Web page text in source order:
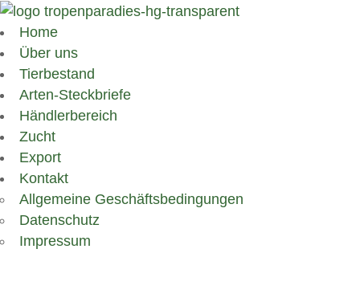
Home
Über uns
Tierbestand
Arten-Steckbriefe
Händlerbereich
Zucht
Export
Kontakt
Allgemeine Geschäftsbedingungen
Datenschutz
Impressum